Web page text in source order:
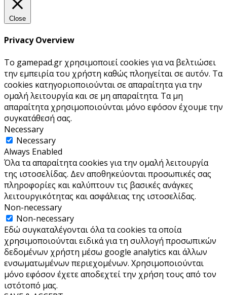
Close
Privacy Overview
Το gamepad.gr χρησιμοποιεί cookies για να βελτιώσει
την εμπειρία του χρήστη καθώς πλοηγείται σε αυτόν. Τα
cookies κατηγοριοποιούνται σε απαραίτητα για την
ομαλή λειτουργία και σε μη απαραίτητα. Τα μη
απαραίτητα χρησιμοποιούνται μόνο εφόσον έχουμε την
συγκατάθεσή σας.
Necessary
Necessary
Always Enabled
Όλα τα απαραίτητα cookies για την ομαλή λειτουργία
της ιστοσελίδας. Δεν αποθηκεύονται προσωπικές σας
πληροφορίες και καλύπτουν τις βασικές ανάγκες
λειτουργικότητας και ασφάλειας της ιστοσελίδας.
Non-necessary
Non-necessary
Εδώ συγκαταλέγονται όλα τα cookies τα οποία
χρησιμοποιούνται ειδικά για τη συλλογή προσωπικών
δεδομένων χρήστη μέσω google analytics και άλλων
ενσωματωμένων περιεχομένων. Χρησιμοποιούνται
μόνο εφόσον έχετε αποδεχτεί την χρήση τους από τον
ιστότοπό μας.